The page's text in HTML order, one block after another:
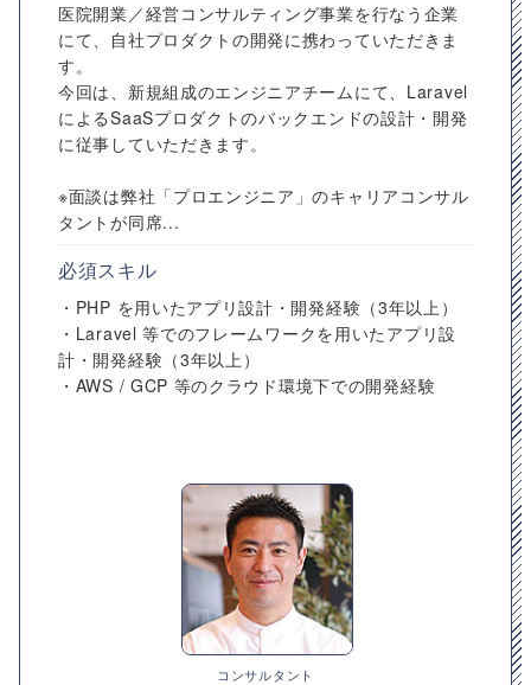
医院開業／経営コンサルティング事業を行なう企業
にて、自社プロダクトの開発に携わっていただきま
す。
今回は、新規組成のエンジニアチームにて、Laravel
によるSaaSプロダクトのバックエンドの設計・開発
に従事していただきます。
※面談は弊社「プロエンジニア」のキャリアコンサル
タントが同席...
必須スキル
・PHP を用いたアプリ設計・開発経験（3年以上）
・Laravel 等でのフレームワークを用いたアプリ設
計・開発経験（3年以上）
・AWS / GCP 等のクラウド環境下での開発経験
コンサルタント